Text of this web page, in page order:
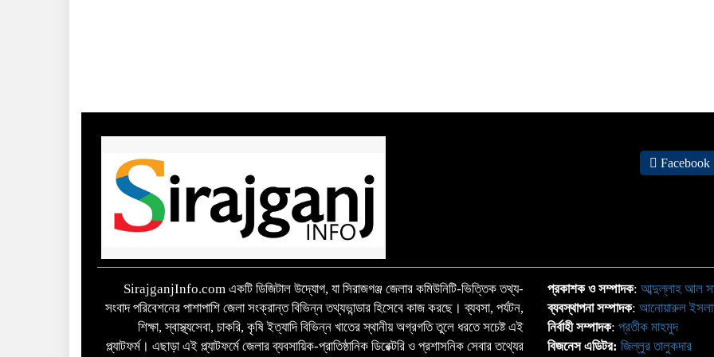
Facebook
SirajganjInfo.com একটি ডিজিটাল উদ্যোগ, যা সিরাজগঞ্জ জেলার কমিউনিটি-ভিত্তিক তথ্য-
সংবাদ পরিবেশনের পাশাপাশি জেলা সংক্রান্ত বিভিন্ন তথ্যভান্ডার হিসেবে কাজ করছে। ব্যবসা, পর্যটন,
শিক্ষা, স্বাস্থ্যসেবা, চাকরি, কৃষি ইত্যাদি বিভিন্ন খাতের স্থানীয় অগ্রগতি তুলে ধরতে সচেষ্ট এই
প্ল্যাটফর্ম। এছাড়া এই প্ল্যাটফর্মে জেলার ব্যবসায়িক-প্রাতিষ্ঠানিক ডিরেক্টরি ও প্রশাসনিক সেবার তথ্যের
প্রকাশক ও সম্পাদক: আব্দুল্লাহ আল
ব্যবস্থাপনা সম্পাদক: আনোয়ারুল
নির্বাহী সম্পাদক: প্রতীক মাহমুদ
বিজনেস এডিটর: জিল্লুর তালুকদার